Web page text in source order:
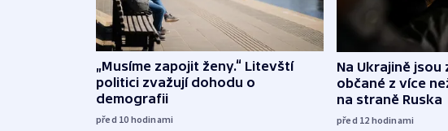
„Musíme zapojit ženy.“ Litevští
politici zvažují dohodu o
demografii
před 10 hodinami
Na Ukrajině
občané z více
na straně Ruska
před 12 hodinami